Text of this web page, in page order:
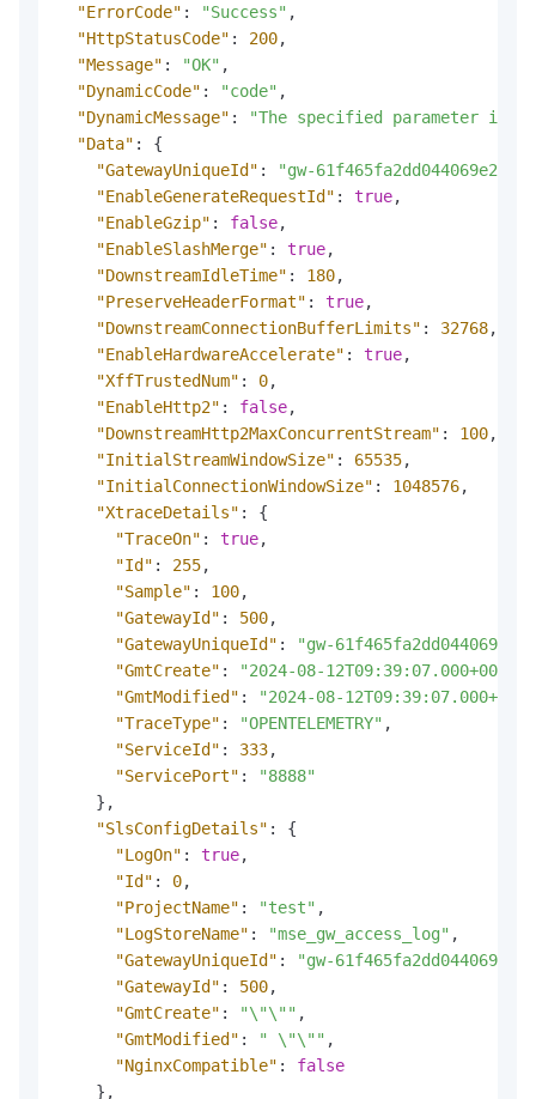
"ErrorCode" : "Success" ,
"HttpStatusCode" : 200,
"Message" : "OK" ,
"DynamicCode" : "code" ,
"DynamicMessage" :
"The specified parameter is
"Data" :
{
"GatewayUniqueId" :
"gw-
"EnableGenerateRequestId" : true,
"EnableGzip" : false,
"EnableSlashMerge" : true,
"DownstreamIdleTime" : 180,
"PreserveHeaderFormat" : true,
"DownstreamConnectionBufferLimits" : 32768,
"EnableHardwareAccelerate" : true,
"XffTrustedNum" : 0,
"EnableHttp2" : false,
"DownstreamHttp2MaxConcurrentStream" : 100,
"InitialStreamWindowSize" : 65535,
"InitialConnectionWindowSize" : 1048576,
"XtraceDetails" :
{
"TraceOn" : true,
"Id" : 255,
"Sample" : 100,
"GatewayId" : 500,
"GatewayUniqueId" :
"gw-
"GmtCreate" : "2024-08-12T09:39:07.000+0000"
"GmtModified" :
"2024-08-
"TraceType" : "OPENTELEMETRY" ,
"ServiceId" : 333,
"ServicePort" :
"8888"
} ,
"SlsConfigDetails" :
{
"LogOn" : true,
"Id" : 0,
"ProjectName" : "test" ,
"LogStoreName" : "mse_gw_access_log" ,
"GatewayUniqueId" :
"gw-
"GatewayId" : 500,
"GmtCreate" : "\"\"" ,
"GmtModified" : " \"\"" ,
"NginxCompatible" :
false
} ,